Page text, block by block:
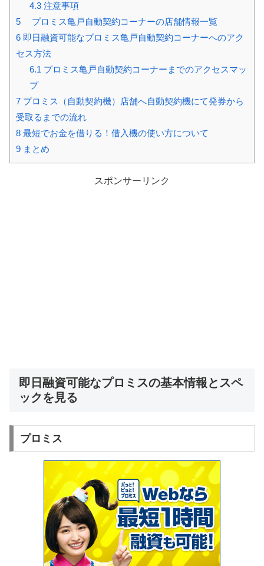
4.3注意事項
5 プロミス亀戸自動契約コーナーの店舗情報一覧
6 即日融資可能なプロミス亀戸自動契約コーナーへのアク
セス方法
6.1 プロミス亀戸自動契約コーナーまでのアクセスマッ
プ
7 プロミス（自動契約機）店舗へ自動契約機にて発券から
受取るまでの流れ
8 最短でお金を借りる！借入機の使い方について
9 まとめ
スポンサーリンク
即日融資可能なプロミスの基本情報とスペ
ックを見る
プロミス